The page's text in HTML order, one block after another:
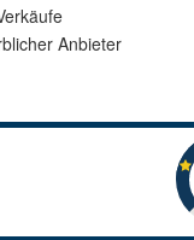
er Anbieter